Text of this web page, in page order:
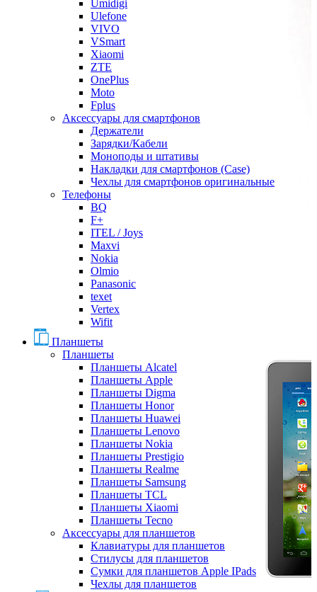
Umidigi
Ulefone
VIVO
VSmart
Xiaomi
ZTE
OnePlus
Moto
Fplus
Аксессуары для смартфонов
Держатели
Зарядки/Кабели
Моноподы и штативы
Накладки для смартфонов (Case)
Чехлы для смартфонов оригинальные
Телефоны
BQ
F+
ITEL / Joys
Maxvi
Nokia
Olmio
Panasonic
texet
Vertex
Wifit
Планшеты
Планшеты
Планшеты Alcatel
Планшеты Apple
Планшеты Digma
Планшеты Honor
Планшеты Huawei
Планшеты Lenovo
Планшеты Nokia
Планшеты Prestigio
Планшеты Realme
Планшеты Samsung
Планшеты TCL
Планшеты Xiaomi
Планшеты Tecno
Аксессуары для планшетов
Клавиатуры для планшетов
Стилусы для планшетов
Сумки для планшетов Apple IPads
Чехлы для планшетов